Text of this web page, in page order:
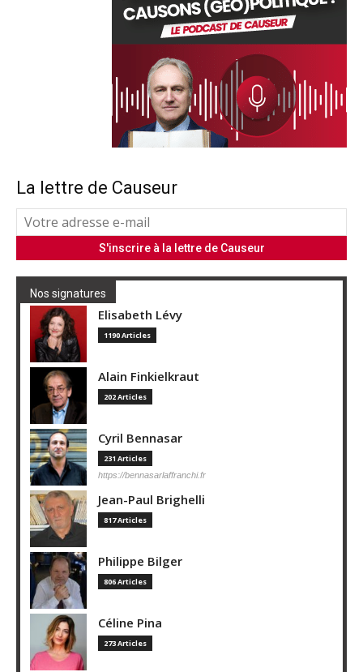
La lettre de Causeur
Nos signatures
Elisabeth Lévy
1190 Articles
Alain Finkielkraut
202 Articles
Cyril Bennasar
231 Articles
https://bennasarlaffranchi.fr
Jean-Paul Brighelli
817 Articles
Philippe Bilger
806 Articles
Céline Pina
273 Articles